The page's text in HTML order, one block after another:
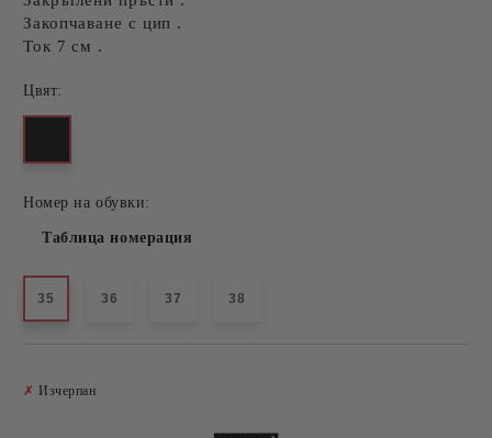
Закопчаване с цип .
Ток 7 см .
Цвят:
Номер на обувки:
Таблица номерация
35 36 37 38
✗ Изчерпан